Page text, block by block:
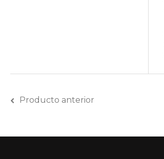
Producto anterior